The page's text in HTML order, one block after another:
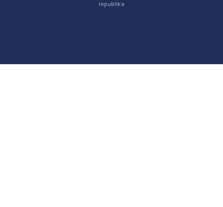
republika